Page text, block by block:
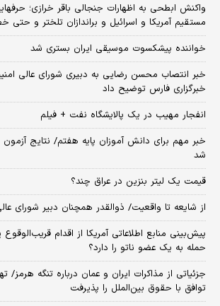
واکنش ابطحی به اظهارات جنجالی باقر خرازی؛
مستقیم آمریکا و اسرائیل و براندازان تلختر و حتی
خواننده پیشکسوت موسیقی ایران بستری شد
خبر انتصاب محسن رضایی به دبیری شورای عالی
خبرگزاری فارس توضیح داد
انفجار مهیب در یک پالایشگاه نفت + فیلم
خبر مهم برای دانش آموزان پایه هفتم/ نتایج آزمون
شد
قیمت یک لیتر بنزین در عراق چند؟
از شایعه تا واقعیت/ ذوالقدر همچنان دبیر شورای
پیش‌بینی منابع اطلاعاتی آمریکا از اقدام
حمله به یک عضو ناتو را دارد؟
جزئیاتی از مذاکرات ایران و عمان درباره تنگه هرمز/
توافق با حقوق بین‌الملل را پذیرفت